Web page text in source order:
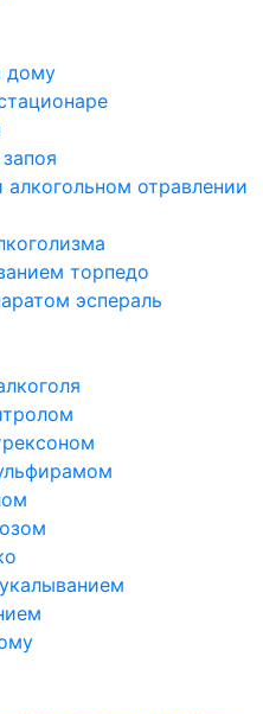
дому
отравлении
торпедо
эспераль